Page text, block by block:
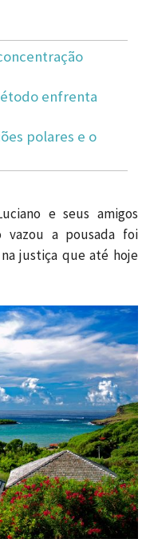
enfrenta
polares e o
e seus amigos
vazou a pousada foi
justiça que até hoje